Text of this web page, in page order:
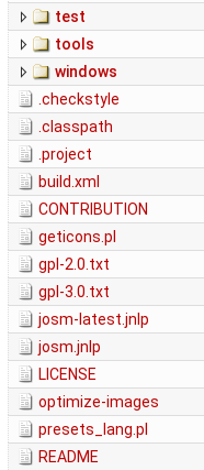
test
tools
windows
.checkstyle
.classpath
.project
build.xml
CONTRIBUTION
geticons.pl
gpl-2.0.txt
gpl-3.0.txt
josm-latest.jnlp
josm.jnlp
LICENSE
optimize-images
presets_lang.pl
README